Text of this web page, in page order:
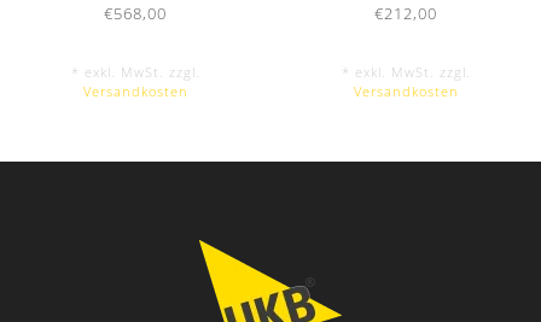
Kantergebnis ohne Abkantfolie
€568,00
* exkl. MwSt. zzgl.
Versandkosten
€212,00
* exkl. MwSt. zzgl.
Versandkosten